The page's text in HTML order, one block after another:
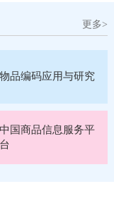
更多>
物品编码应用与研究
中国商品信息服务平
台